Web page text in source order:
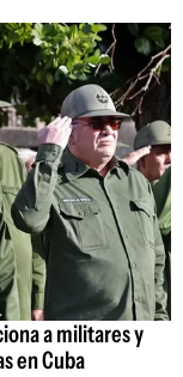
a militares y
en Cuba